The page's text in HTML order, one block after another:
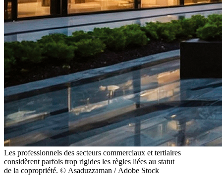
Les professionnels des secteurs commerciaux et tertiaires
considèrent parfois trop rigides les règles liées au statut
de la copropriété. © Asaduzzaman / Adobe Stock